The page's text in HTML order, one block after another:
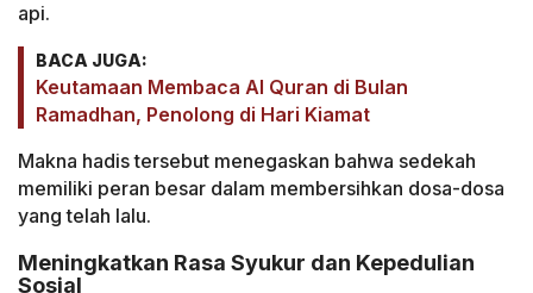
api.
BACA JUGA:
Keutamaan Membaca Al Quran di Bulan
Ramadhan, Penolong di Hari Kiamat
Makna hadis tersebut menegaskan bahwa sedekah
memiliki peran besar dalam membersihkan dosa-dosa
yang telah lalu.
Meningkatkan Rasa Syukur dan Kepedulian
Sosial